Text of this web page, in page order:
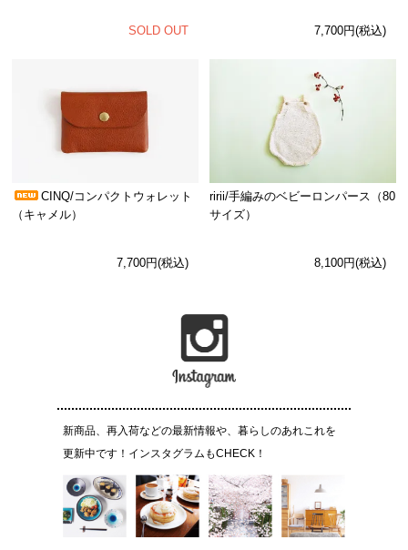
SOLD OUT 7,700円(税込)
CINQ/コンパクトウォレット
（キャメル）
7,700円(税込)
ririi/手編みのベビーロンパース（80
サイズ）
8,100円(税込)
新商品、再入荷などの最新情報や、暮らしのあれこれを
更新中です！インスタグラムもCHECK！